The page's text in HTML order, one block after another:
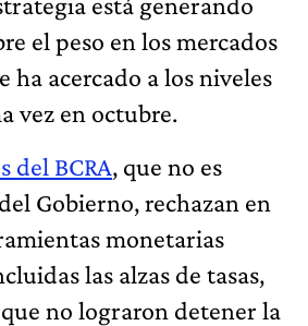
el peso en los mercados
ha acercado a los niveles
vez en octubre.
del BCRA, que no es
Gobierno, rechazan en
monetarias
las alzas de tasas,
no lograron detener la